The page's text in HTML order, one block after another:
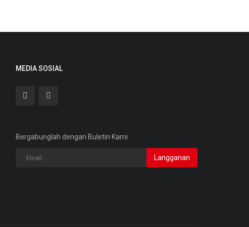
MEDIA SOSIAL
Bergabunglah dengan Buletin Kami
Langganan